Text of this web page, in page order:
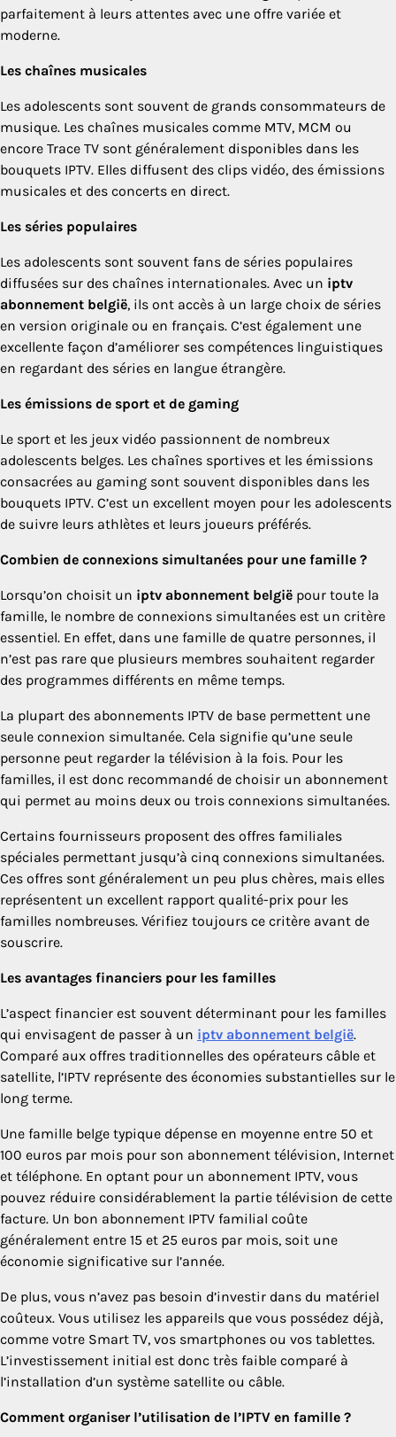
parfaitement à leurs attentes avec une offre variée et
moderne.
Les chaînes musicales
Les adolescents sont souvent de grands consommateurs de
musique. Les chaînes musicales comme MTV, MCM ou
encore Trace TV sont généralement disponibles dans les
bouquets IPTV. Elles diffusent des clips vidéo, des émissions
musicales et des concerts en direct.
Les séries populaires
Les adolescents sont souvent fans de séries populaires
diffusées sur des chaînes internationales. Avec un iptv
abonnement belgië, ils ont accès à un large choix de séries
en version originale ou en français. C’est également une
excellente façon d’améliorer ses compétences linguistiques
en regardant des séries en langue étrangère.
Les émissions de sport et de gaming
Le sport et les jeux vidéo passionnent de nombreux
adolescents belges. Les chaînes sportives et les émissions
consacrées au gaming sont souvent disponibles dans les
bouquets IPTV. C’est un excellent moyen pour les adolescents
de suivre leurs athlètes et leurs joueurs préférés.
Combien de connexions simultanées pour une famille ?
Lorsqu’on choisit un iptv abonnement belgië pour toute la
famille, le nombre de connexions simultanées est un critère
essentiel. En effet, dans une famille de quatre personnes, il
n’est pas rare que plusieurs membres souhaitent regarder
des programmes différents en même temps.
La plupart des abonnements IPTV de base permettent une
seule connexion simultanée. Cela signifie qu’une seule
personne peut regarder la télévision à la fois. Pour les
familles, il est donc recommandé de choisir un abonnement
qui permet au moins deux ou trois connexions simultanées.
Certains fournisseurs proposent des offres familiales
spéciales permettant jusqu’à cinq connexions simultanées.
Ces offres sont généralement un peu plus chères, mais elles
représentent un excellent rapport qualité-prix pour les
familles nombreuses. Vérifiez toujours ce critère avant de
souscrire.
Les avantages financiers pour les familles
L’aspect financier est souvent déterminant pour les familles
qui envisagent de passer à un iptv abonnement belgië.
Comparé aux offres traditionnelles des opérateurs câble et
satellite, l’IPTV représente des économies substantielles sur le
long terme.
Une famille belge typique dépense en moyenne entre 50 et
100 euros par mois pour son abonnement télévision, Internet
et téléphone. En optant pour un abonnement IPTV, vous
pouvez réduire considérablement la partie télévision de cette
facture. Un bon abonnement IPTV familial coûte
généralement entre 15 et 25 euros par mois, soit une
économie significative sur l’année.
De plus, vous n’avez pas besoin d’investir dans du matériel
coûteux. Vous utilisez les appareils que vous possédez déjà,
comme votre Smart TV, vos smartphones ou vos tablettes.
L’investissement initial est donc très faible comparé à
l’installation d’un système satellite ou câble.
Comment organiser l’utilisation de l’IPTV en famille ?